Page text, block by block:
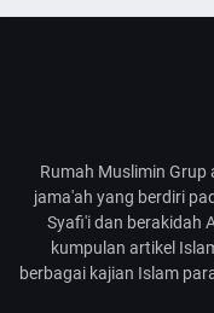
Rumah Muslimin Grup
jama'ah yang berdiri
Syafi'i dan berakidah
kumpulan artikel
berbagai kajian Islam